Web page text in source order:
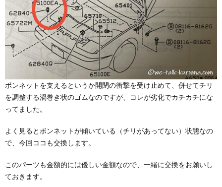
ボンネットを支えるというか開閉の衝撃を受け止めて、併せてチリ
を調整する渦巻き状のゴムなのですが、コレが劣化でカチカチにな
ってました。
よく見るとボンネットが傾いている（チリがあってない）状態なの
で、今回ココも交換します。
このパーツも金額的には優しい金額なので、一緒に交換をお願いし
ておきます。